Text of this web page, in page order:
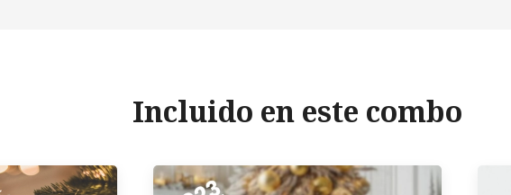
Incluido en este combo